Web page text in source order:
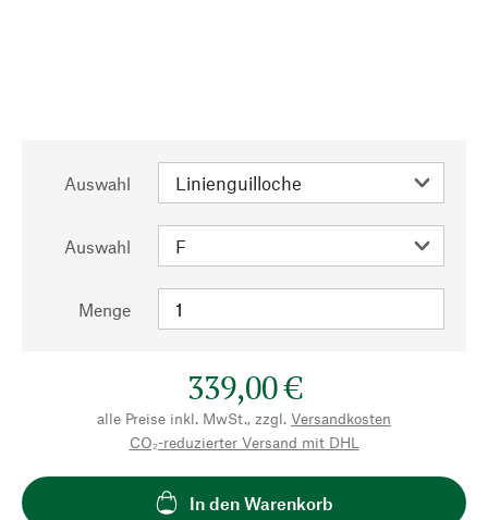
Auswahl
Auswahl
Menge
339,00 €
alle Preise inkl. MwSt., zzgl. Versandkosten
CO₂-reduzierter Versand mit DHL
In den Warenkorb